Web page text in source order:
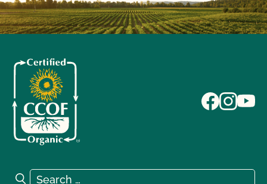
Search for:
Search